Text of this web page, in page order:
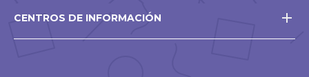
CENTROS DE INFORMACIÓN